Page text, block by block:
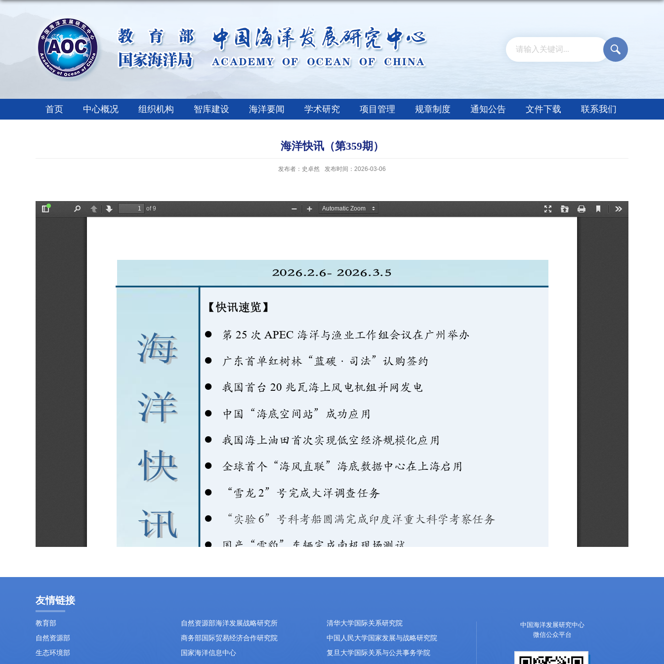
首页 中心概况 组织机构 智库建设 海洋要闻 学术研究 项目管理 规章制度 通知公告 文件下载 联系我们
海洋快讯（第359期）
发布者：史卓然 发布时间：2026-03-06
友情链接
教育部 自然资源部海洋发展战略研究所
清华大学国际关系研究院
自然资源部
商务部国际贸易经济合作研究院
中国人民大学国家发展与战略研究院
生态环境部
国家海洋信息中心 复旦大学国际关系与公共事务学院
中国海洋发展研究中心
微信公众平台